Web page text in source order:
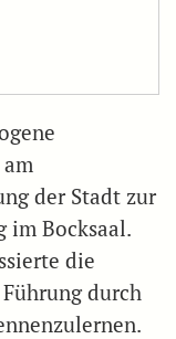
der Stadt zur
im Bocksaal.
die
durch